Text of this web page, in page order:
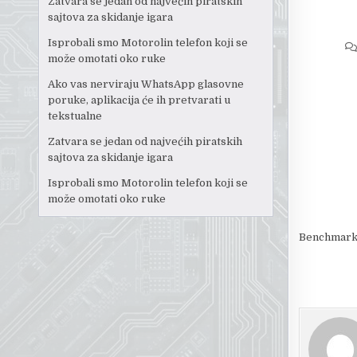
sajtova za skidanje igara
Isprobali smo Motorolin telefon koji se
može omotati oko ruke
Ako vas nerviraju WhatsApp glasovne
poruke, aplikacija će ih pretvarati u
tekstualne
Zatvara se jedan od najvećih piratskih
sajtova za skidanje igara
Isprobali smo Motorolin telefon koji se
može omotati oko ruke